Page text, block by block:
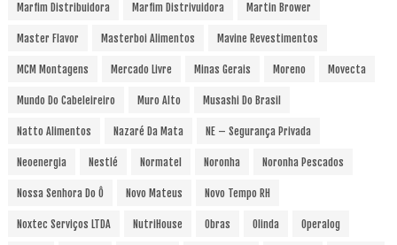
Marfim Distribuidora Marfim Distrivuidora Martin Brower
Master Flavor Masterboi Alimentos Mavine Revestimentos
MCM Montagens Mercado Livre Minas Gerais Moreno Movecta
Mundo Do Cabeleireiro Muro Alto Musashi Do Brasil
Natto Alimentos Nazaré Da Mata NE – Segurança Privada
Neoenergia Nestlé Normatel Noronha Noronha Pescados
Nossa Senhora Do Ô Novo Mateus Novo Tempo RH
Noxtec Serviços LTDA NutriHouse Obras Olinda Operalog